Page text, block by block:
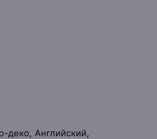
деко, Английский,